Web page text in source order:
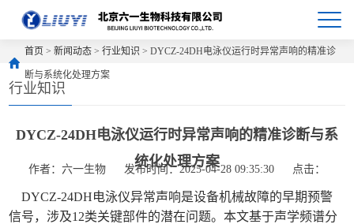
首页 >新闻动态 >行业知识 > DYCZ-24DH电泳仪运行时异常声响的精准诊
断与系统化处理方案
行业知识
DYCZ-24DH电泳仪运行时异常声响的精准诊断与系
统化处理方案
作者：六一生物 发布时间：2025-04-28 09:35:30 点击：
DYCZ-24DH电泳仪异常声响是设备机械故障的早期预警
信号，涉及12类关键部件的潜在问题。本文基于声学频谱分